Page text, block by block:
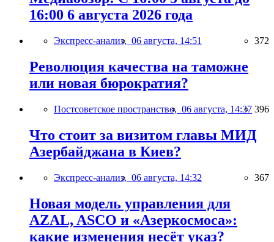
16:00 6 августа 2026 года
Экспресс-анализ, 06 августа, 14:51 372
Революция качества на таможне
или новая бюрократия?
Постсоветское пространство, 06 августа, 14:37 396
Что стоит за визитом главы МИД
Азербайджана в Киев?
Экспресс-анализ, 06 августа, 14:32 367
Новая модель управления для
AZAL, ASCO и «Азеркосмоса»:
какие изменения несёт указ?